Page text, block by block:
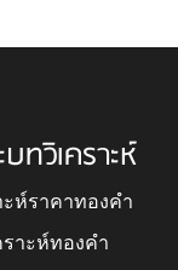
ทวิเคราะห์
ะห์ราคาทองคำ
าะห์ทองคำ